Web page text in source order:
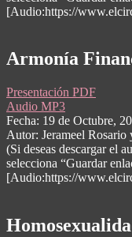
[Audio:https://
Armonía
Presentación PDF
Audio MP3
Fecha: 19 de Octubre,
Autor: Jerameel
(Si deseas descargar el
selecciona “Guardar
[Audio:https://